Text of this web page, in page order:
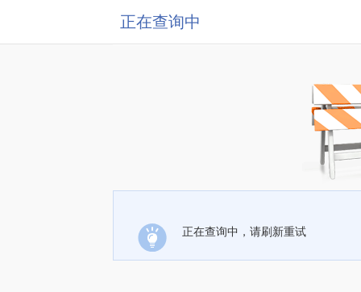
正在查询中
正在查询中，请刷新重试